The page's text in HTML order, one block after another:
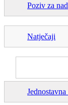
Poziv za
Natječaji